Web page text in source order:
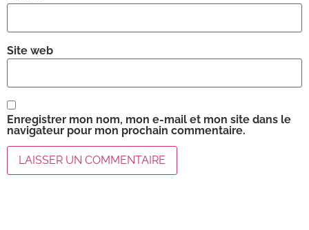
Site web
Enregistrer mon nom, mon e-mail et mon site dans le
navigateur pour mon prochain commentaire.